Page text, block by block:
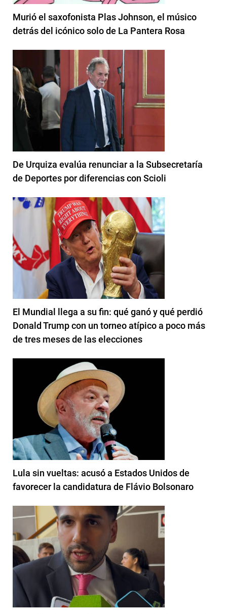
Murió el saxofonista Plas Johnson, el músico
detrás del icónico solo de La Pantera Rosa
De Urquiza evalúa renunciar a la Subsecretaría
de Deportes por diferencias con Scioli
El Mundial llega a su fin: qué ganó y qué perdió
Donald Trump con un torneo atípico a poco más
de tres meses de las elecciones
Lula sin vueltas: acusó a Estados Unidos de
favorecer la candidatura de Flávio Bolsonaro